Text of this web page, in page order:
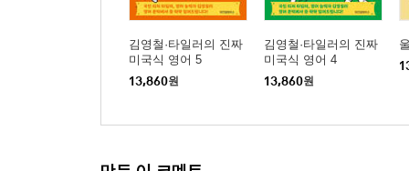
김영철·타일러의 진짜
미국식 영어 5
13,860원
김영철·타일러의 진짜
미국식 영어 4
13,860원